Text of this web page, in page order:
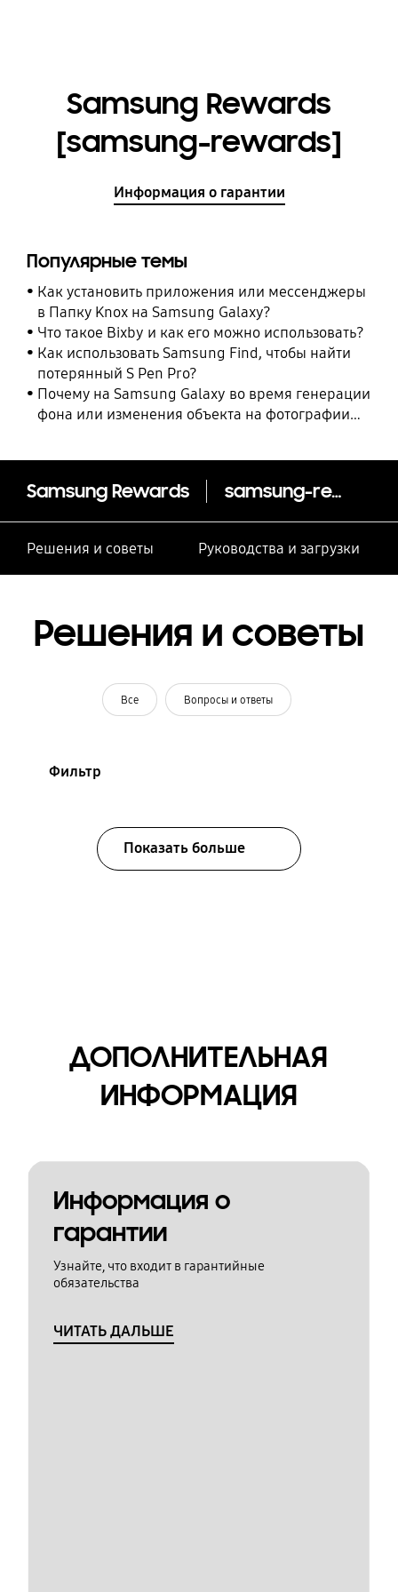
Samsung Rewards
[samsung-rewards]
Информация о гарантии
Популярные темы
Как установить приложения или мессенджеры
в Папку Knox на Samsung Galaxy?
Что такое Bixby и как его можно использовать?
Как использовать Samsung Find, чтобы найти
потерянный S Pen Pro?
Почему на Samsung Galaxy во время генерации
фона или изменения объекта на фотографии
Samsung Rewards samsung-rewards
Решения и советы Руководства и загрузки
Решения и советы
Все Вопросы и ответы
Фильтр
Показать больше
ДОПОЛНИТЕЛЬНАЯ
ИНФОРМАЦИЯ
Информация о
гарантии
Узнайте, что входит в гарантийные
обязательства
ЧИТАТЬ ДАЛЬШЕ